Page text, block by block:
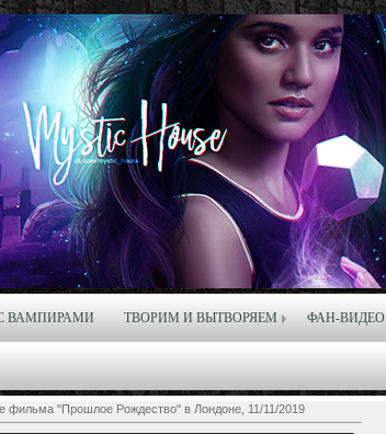
ВАМПИРАМИ ТВОРИМ И ВЫТВОРЯЕМ ФАН-ВИДЕО
фильма "Прошлое Рождество" в Лондоне, 11/11/2019